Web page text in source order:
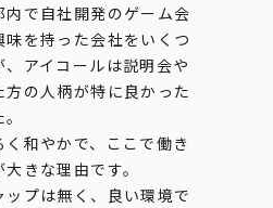
で自社開発のゲーム会
を持った会社をいくつ
アイコールは説明会や
の人柄が特に良かった
和やかで、ここで働き
きな理由です。
プは無く、良い環境で